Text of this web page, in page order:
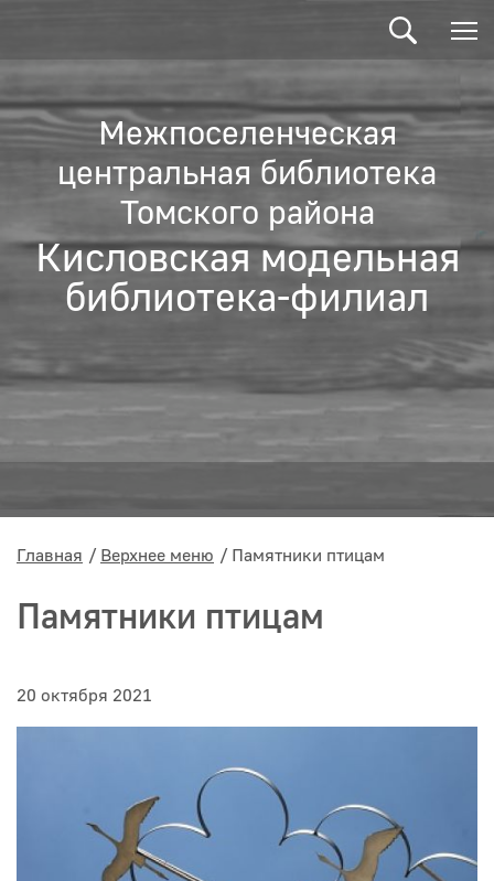
Межпоселенческая
центральная библиотека
Томского района
Кисловская модельная
библиотека-филиал
Главная Верхнее меню Памятники птицам
Памятники птицам
20 октября 2021